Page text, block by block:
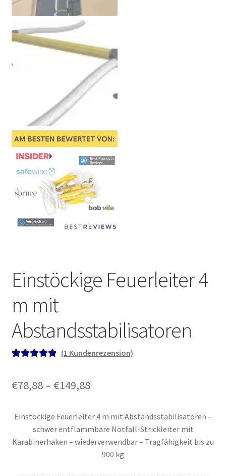
Einstöckige Feuerleiter 4
m mit
Abstandsstabilisatoren
basierend auf
rtung
(1 Kundenrezension)
€78,88 – €149,88Preisspanne:
bis
€149,88
Einstöckige Feuerleiter 4 m mit Abstandsstabilisatoren –
schwer entflammbare Notfall-Strickleiter mit
Karabinerhaken – wiederverwendbar – Tragfähigkeit bis zu
900 kg